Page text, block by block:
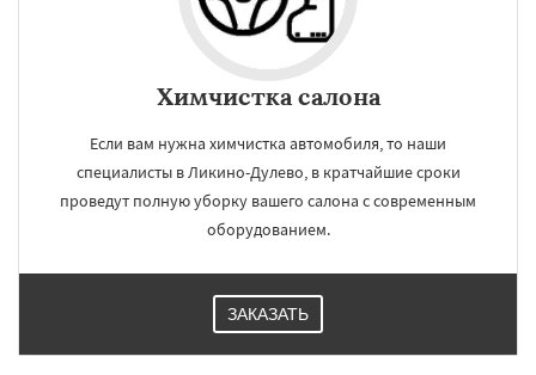
Химчистка салона
Если вам нужна химчистка автомобиля, то наши
специалисты в Ликино-Дулево, в кратчайшие сроки
проведут полную уборку вашего салона с современным
оборудованием.
ЗАКАЗАТЬ